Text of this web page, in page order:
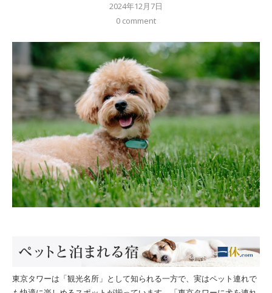
2024年12月7日
0 comment
東京タワーは「観光名所」として知られる一方で、実はペット連れで